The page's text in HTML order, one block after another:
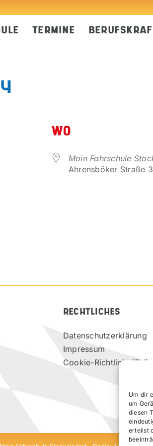
Um dir
um
diesen
erteilst
TERMINE
WO
Moin Fahrschule
Ahrensböker Straße
RECHTLICHES
Datenschutzerklärung
Impressum
Cookie-Richtlinie (EU)